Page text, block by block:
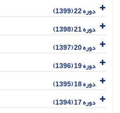
دوره 22 (1399)
دوره 21 (1398)
دوره 20 (1397)
دوره 19 (1396)
دوره 18 (1395)
دوره 17 (1394)